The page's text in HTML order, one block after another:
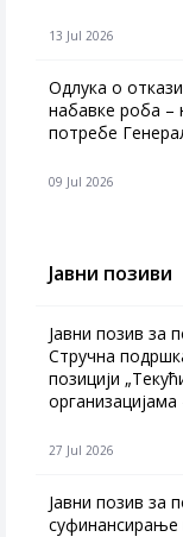
13 Jul 2026
Одлука о
набавке роба –
потребе
09 Jul 2026
Јавни позиви
Јавни позив за
Стручна
позицији
27 Jul 2026
Jавни позив за
суфинансирање